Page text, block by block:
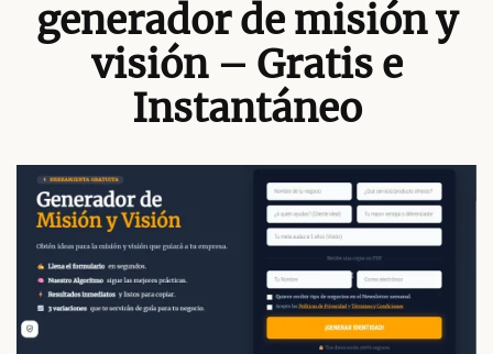
generador de misión y
visión – Gratis e
Instantáneo